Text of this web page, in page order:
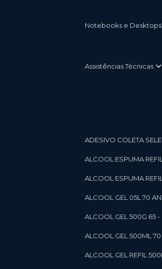
Notebooks e Desktops
Assistências Técnicas
ADESIVO COLETA
ALCOOL ESPUMA
ALCOOL ESPUMA
ALCOOL GEL 05L 70
ALCOOL GEL 500G 65
ALCOOL GEL 500ML
ALCOOL GEL REFIL